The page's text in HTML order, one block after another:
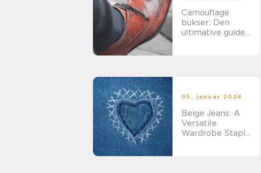
Camouflage
bukser: Den
ultimative guide
05. januar 2024
Beige Jeans: A
Versatile
Wardrobe Staple